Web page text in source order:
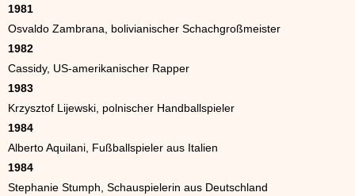
1981
Osvaldo Zambrana, bolivianischer Schachgroßmeister
1982
Cassidy, US-amerikanischer Rapper
1983
Krzysztof Lijewski, polnischer Handballspieler
1984
Alberto Aquilani, Fußballspieler aus Italien
1984
Stephanie Stumph, Schauspielerin aus Deutschland